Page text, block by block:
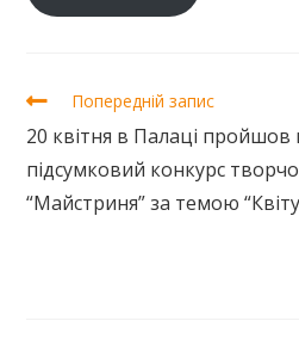
Попередній запис
20 квітня в Палаці
підсумковий конкурс
“Майстриня” за темою